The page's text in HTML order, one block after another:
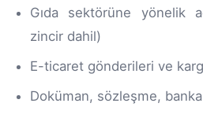
Gıda sektörüne yönelik
zincir dahil)
E-ticaret gönderileri ve
Doküman, sözleşme, banka